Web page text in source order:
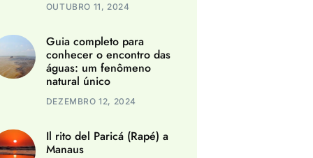
OUTUBRO 11, 2024
Guia completo para
conhecer o encontro das
águas: um fenômeno
natural único
DEZEMBRO 12, 2024
Il rito del Paricá (Rapé) a
Manaus